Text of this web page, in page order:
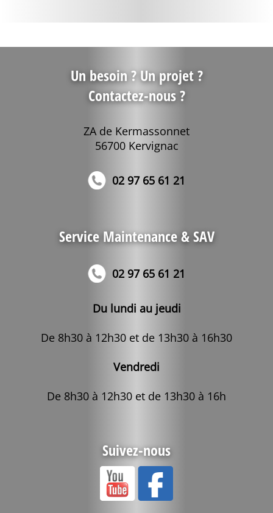
Un besoin ? Un projet ?
Contactez-nous ?
ZA de Kermassonnet
56700 Kervignac
02 97 65 61 21
Service Maintenance & SAV
02 97 65 61 21
Du lundi au jeudi
De 8h30 à 12h30 et de 13h30 à 16h30
Vendredi
De 8h30 à 12h30 et de 13h30 à 16h
Suivez-nous